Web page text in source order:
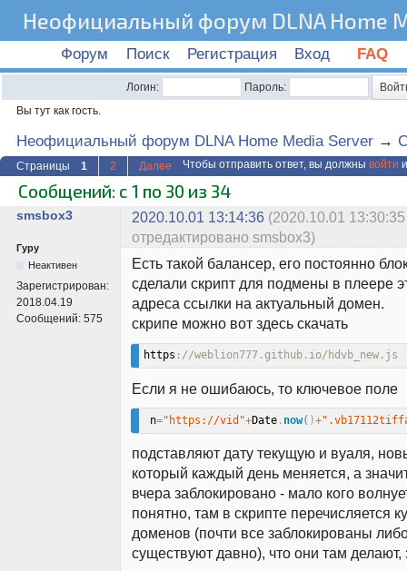
Неофициальный форум DLNA Home
Форум Поиск Регистрация Вход FAQ
Логин:
Пароль:
Вы тут как гость.
Неофициальный форум DLNA Home Media Server →
Страницы 1 2 Далее Чтобы отправить ответ, вы должны войти
Сообщений: с 1 по 30 из 34
smsbox3 2020.10.01 13:14:36 (2020.10.01 13:30:35
отредактировано smsbox3)
Гуру
Неактивен
Зарегистрирован:
2018.04.19
Сообщений: 575
Есть такой балансер, его постоянно
сделали скрипт для подмены в плеере
адреса ссылки на актуальный домен.
скрипе можно вот здесь скачать
https ://weblion777.github.io/hdvb_new.js
Если я не ошибаюсь, то ключевое поле
n="https://vid"+Date. now( )+
подставляют дату текущую и вуаля,
который каждый день меняется, а
вчера заблокировано - мало кого
понятно, там в скрипте перечисляется
доменов (почти все заблокированы
существуют давно), что они там делают,